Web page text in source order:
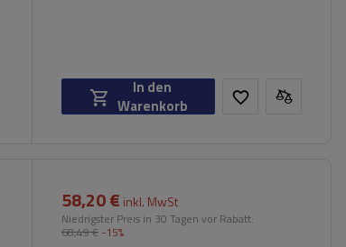
In den
Warenkorb
58,20 € inkl. MwSt
Niedrigster Preis in 30 Tagen vor Rabatt:
68,49 € -15%